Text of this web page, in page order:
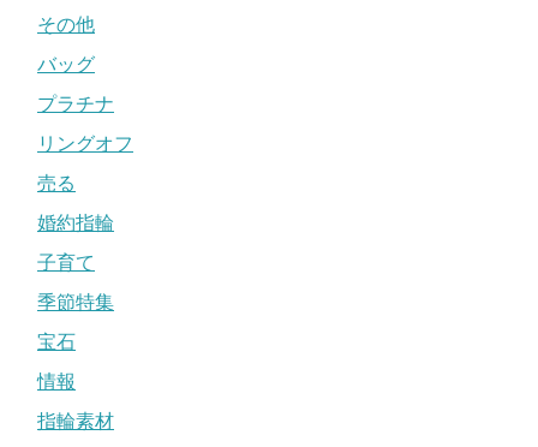
その他
バッグ
プラチナ
リングオフ
売る
婚約指輪
子育て
季節特集
宝石
情報
指輪素材